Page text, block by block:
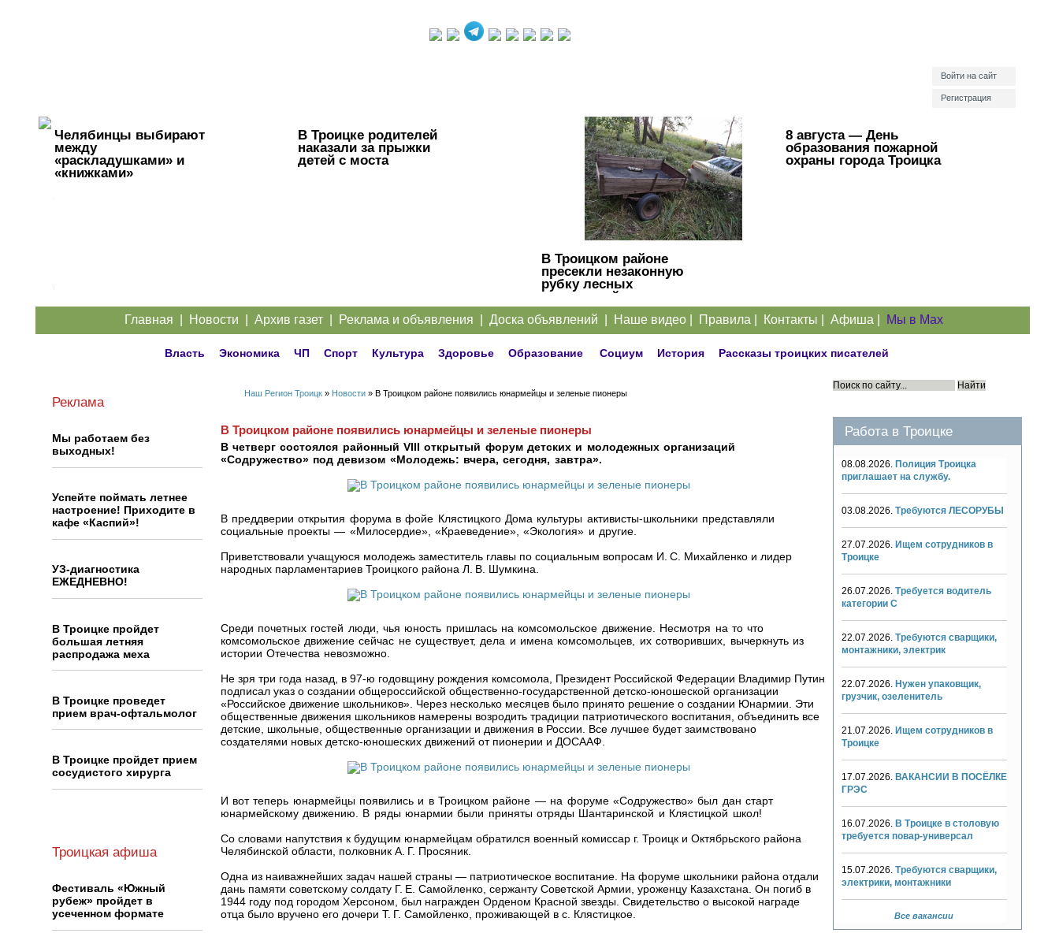
Войти на сайт
Регистрация
Челябинцы выбирают
между
«раскладушками» и
«книжками»
В Троицке родителей
наказали за прыжки
детей с моста
В Троицком районе
пресекли незаконную
рубку лесных
насаждений
8 августа — День
образования пожарной
охраны города Троицка
Главная Новости Архив газет| Реклама и объявления Доска объявлений Наше видео| Правила Контакты Афиша Мы в Max
Власть Экономика ЧП Спорт Культура Здоровье Образование Социум История Рассказы троицких писателей
Наш Регион Троицк» Новости» В Троицком районе появились юнармейцы и зеленые пионеры
В Троицком районе появились юнармейцы и зеленые пионеры
В четверг состоялся районный VIII открытый форум детских и молодежных организаций
«Содружество» под девизом «Молодежь: вчера, сегодня, завтра».
В преддверии открытия форума в фойе Клястицкого Дома культуры активисты-школьники представляли
социальные проекты — «Милосердие», «Краеведение», «Экология» и другие.
Приветствовали учащуюся молодежь заместитель главы по социальным вопросам И. С. Михайленко и лидер
народных парламентариев Троицкого района Л. В. Шумкина.
Среди почетных гостей люди, чья юность пришлась на комсомольское движение. Несмотря на то что
комсомольское движение сейчас не существует, дела и имена комсомольцев, их сотворивших, вычеркнуть из
истории Отечества невозможно.
Не зря три года назад, в 97‑ю годовщину рождения комсомола, Президент Российской Федерации Владимир Путин
подписал указ о создании общероссийской общественно-государственной детско-юношеской организации
«Российское движение школьников». Через несколько месяцев было принято решение о создании Юнармии. Эти
общественные движения школьников намерены возродить традиции патриотического воспитания, объединить все
детские, школьные, общественные организации и движения в России. Все лучшее будет заимствовано
создателями новых детско-юношеских движений от пионерии и ДОСААФ.
И вот теперь юнармейцы появились и в Троицком районе — на форуме «Содружество» был дан старт
юнармейскому движению. В ряды юнармии были приняты отряды Шантаринской и Клястицкой школ!
Со словами напутствия к будущим юнармейцам обратился военный комиссар г. Троицк и Октябрьского района
Челябинской области, полковник А. Г. Просяник.
Одна из наиважнейших задач нашей страны — патриотическое воспитание. На форуме школьники района отдали
дань памяти советскому солдату Г. Е. Самойленко, сержанту Советской Армии, уроженцу Казахстана. Он погиб в
1944 году под городом Херсоном, был награжден Орденом Красной звезды. Свидетельство о высокой награде
отца было вручено его дочери Т. Г. Самойленко, проживающей в с. Клястицкое.
Работа в Троицке
08.08.2026. Полиция Троицка
приглашает на службу.
03.08.2026. Требуются ЛЕСОРУБЫ
27.07.2026. Ищем сотрудников в
Троицке
26.07.2026. Требуется водитель
категории С
22.07.2026. Требуются сварщики,
монтажники, электрик
22.07.2026. Нужен упаковщик,
грузчик, озеленитель
21.07.2026. Ищем сотрудников в
Троицке
17.07.2026. ВАКАНСИИ В ПОСЁЛКЕ
ГРЭС
16.07.2026. В Троицке в столовую
требуется повар-универсал
15.07.2026. Требуются сварщики,
электрики, монтажники
Все вакансии
Реклама
Мы работаем без
выходных!
Успейте поймать летнее
настроение! Приходите в
кафе «Каспий»!
УЗ-диагностика
ЕЖЕДНЕВНО!
В Троицке пройдет
большая летняя
распродажа меха
В Троицке проведет
прием врач-офтальмолог
В Троицке пройдет прием
сосудистого хирурга
Троицкая афиша
Фестиваль «Южный
рубеж» пройдет в
усеченном формате